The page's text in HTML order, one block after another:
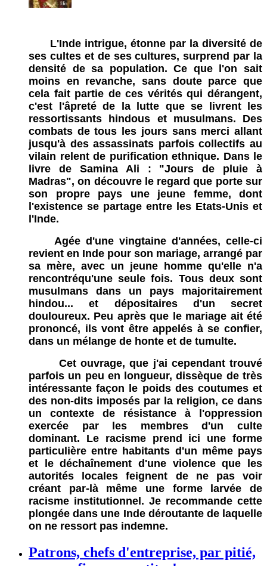
L'Inde intrigue, étonne par la diversité de
ses cultes et de ses cultures, surprend par la
densité de sa population. Ce que l'on sait
moins en revanche, sans doute parce que
cela fait partie de ces vérités qui dérangent,
c'est l'âpreté de la lutte que se livrent les
ressortissants hindous et musulmans. Des
combats de tous les jours sans merci allant
jusqu'à des assassinats parfois collectifs au
vilain relent de purification ethnique. Dans le
livre de Samina Ali : "Jours de pluie à
Madras", on découvre le regard que porte sur
son propre pays une jeune femme, dont
l'existence se partage entre les Etats-Unis et
l'Inde.
Agée d'une vingtaine d'années, celle-ci
revient en Inde pour son mariage, arrangé par
sa mère, avec un jeune homme qu'elle n'a
rencontréqu'une seule fois. Tous deux sont
musulmans dans un pays majoritairement
hindou... et dépositaires d'un secret
douloureux. Peu après que le mariage ait été
prononcé, ils vont être appelés à se confier,
dans un mélange de honte et de tumulte.
Cet ouvrage, que j'ai cependant trouvé
parfois un peu en longueur, dissèque de très
intéressante façon le poids des coutumes et
des non-dits imposés par la religion, ce dans
un contexte de résistance à l'oppression
exercée par les membres d'un culte
dominant. Le racisme prend ici une forme
particulière entre habitants d'un même pays
et le déchaînement d'une violence que les
autorités locales feignent de ne pas voir
créant par-là même une forme larvée de
racisme institutionnel. Je recommande cette
plongée dans une Inde déroutante de laquelle
on ne ressort pas indemne.
Patrons, chefs d'entreprise, par pitié,